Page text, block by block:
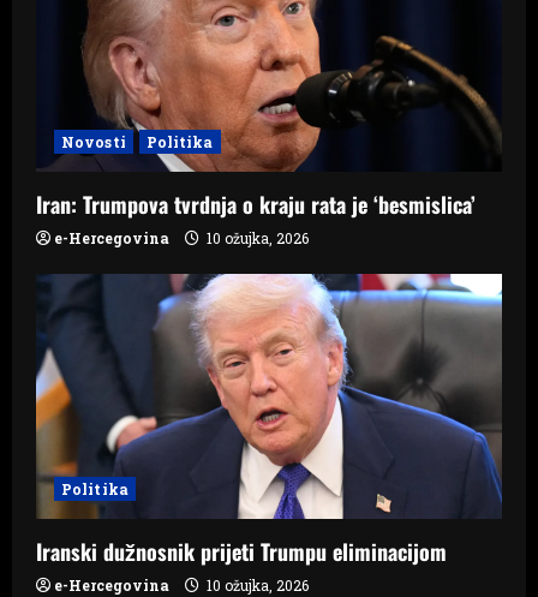
o
n
Novosti Politika
Iran: Trumpova tvrdnja o kraju rata je ‘besmislica’
e-Hercegovina 10 ožujka, 2026
Politika
Iranski dužnosnik prijeti Trumpu eliminacijom
e-Hercegovina 10 ožujka, 2026